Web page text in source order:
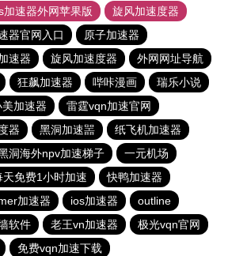
加速器外网苹果版
旋风加速度器
器官网入口
原子加速器
速器 旋风加速度器
外网网址导航
狂飙加速器 哔咔漫画
瑞乐小说
美加速器
雷霆vqn加速官网
器 黑洞加速噐
纸飞机加速器
洞海外npv加速梯子
一元机场
天免费1小时加速
快鸭加速器
加速器 ios加速器
outline
软件 老王vn加速器
极光vqn官网
免费vqn加速下载